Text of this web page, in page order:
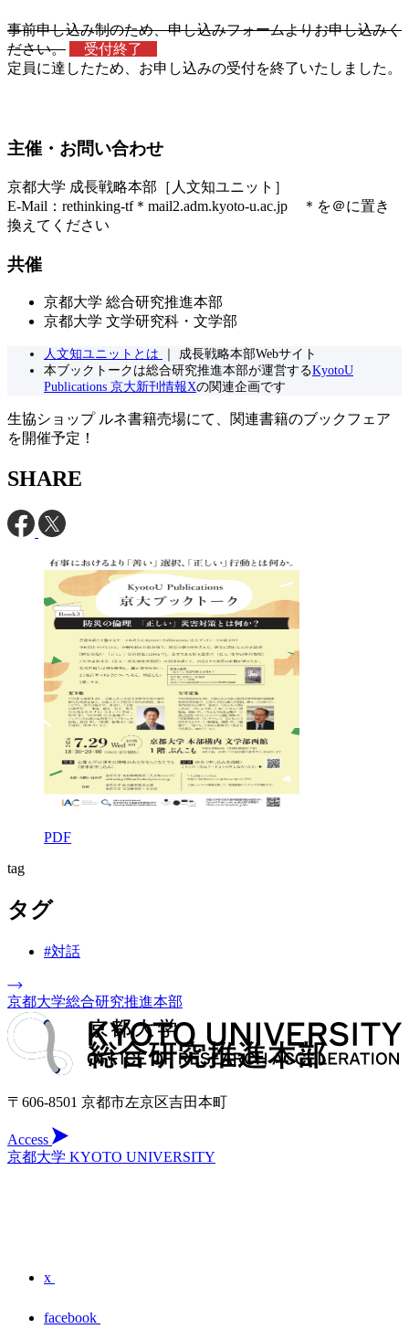
事前申し込み制のため、申し込みフォームよりお申し込みく
ださい。
受付終了
定員に達したため、お申し込みの受付を終了いたしました。
主催・お問い合わせ
京都大学 成長戦略本部［人文知ユニット］
E-Mail：rethinking-tf＊mail2.adm.kyoto-u.ac.jp ＊を＠に置き
換えてください
共催
京都大学 総合研究推進本部
京都大学 文学研究科・文学部
人文知ユニットとは
｜ 成長戦略本部Webサイト
本ブックトークは総合研究推進本部が運営するKyotoU
Publications 京大新刊情報Xの関連企画です
生協ショップ ルネ書籍売場にて、関連書籍のブックフェア
を開催予定！
SHARE
PDF
tag
タグ
#対話
京都大学総合研究推進本部
〒606-8501 京都市左京区吉田本町
Access
京都大学 KYOTO UNIVERSITY
x
facebook